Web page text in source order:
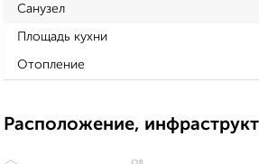
Санузел
Площадь кухни
Отопление
Расположение,